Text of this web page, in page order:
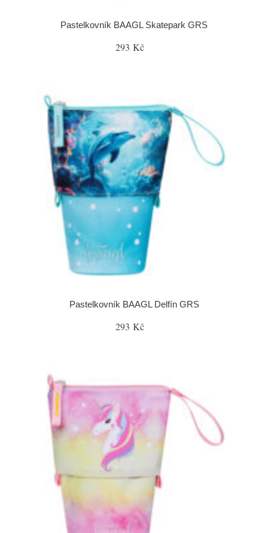
Pastelkovník BAAGL Skatepark GRS
293 Kč
Pastelkovník BAAGL Delfín GRS
293 Kč